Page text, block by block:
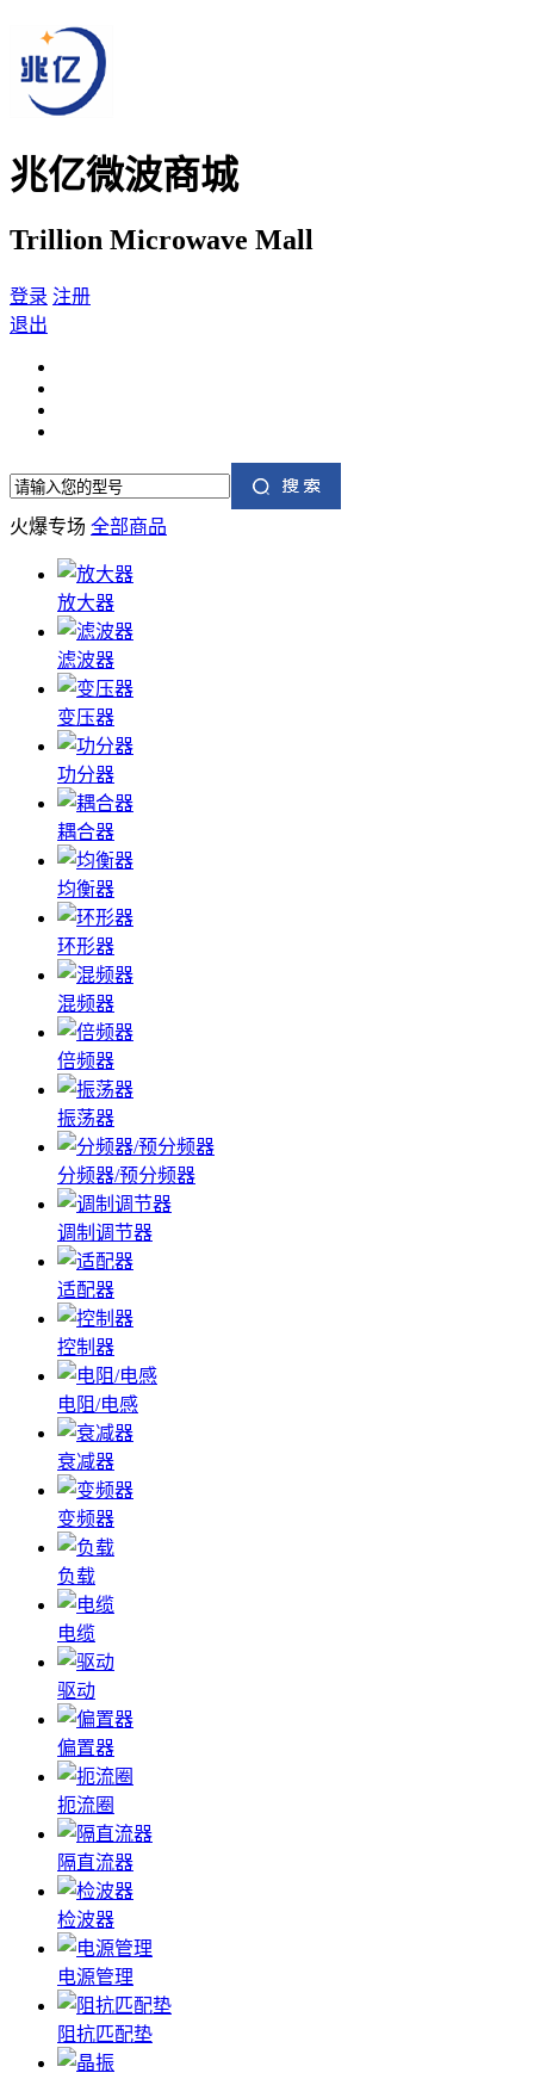
兆亿微波商城
Trillion Microwave Mall
登录 注册
退出
火爆专场 全部商品
放大器
滤波器
变压器
功分器
耦合器
均衡器
环形器
混频器
倍频器
振荡器
分频器/预分频器
调制调节器
适配器
控制器
电阻/电感
衰减器
变频器
负载
电缆
驱动
偏置器
扼流圈
隔直流器
检波器
电源管理
阻抗匹配垫